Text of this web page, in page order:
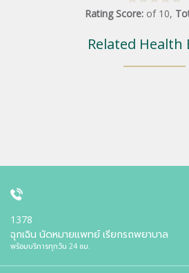
Rating Score: of 10,
Related Health
1378
ฉุกเฉิน นัดหมายแพทย์ เรียกรถพยาบาล
พร้อมบริการทุกวัน 24 ชม.